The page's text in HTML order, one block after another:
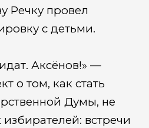
Речку провел
с детьми.
Аксёнов!» —
о том, как стать
Думы, не
встречи